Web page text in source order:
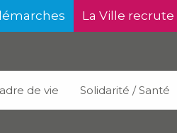
La Ville recrute
de vie Solidarité / Santé